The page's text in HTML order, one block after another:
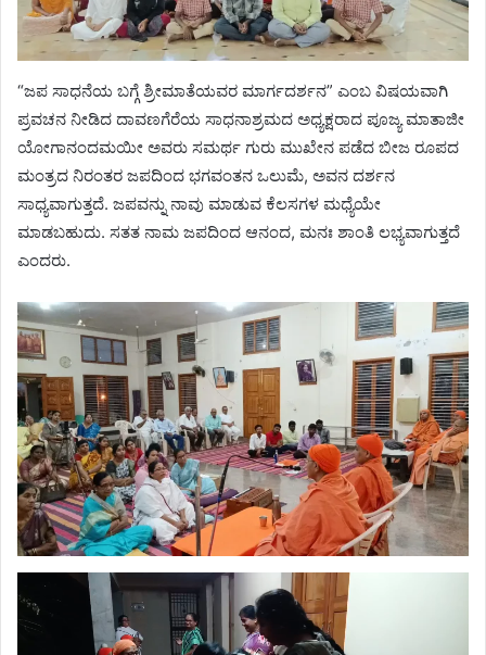
“ಜಪ ಸಾಧನೆಯ ಬಗ್ಗೆ ಶ್ರೀಮಾತೆಯವರ ಮಾರ್ಗದರ್ಶನ” ಎಂಬ ವಿಷಯವಾಗಿ
ಪ್ರವಚನ ನೀಡಿದ ದಾವಣಗೆರೆಯ ಸಾಧನಾಶ್ರಮದ ಅಧ್ಯಕ್ಷರಾದ ಪೂಜ್ಯ ಮಾತಾಜೀ
ಯೋಗಾನಂದಮಯೀ ಅವರು ಸಮರ್ಥ ಗುರು ಮುಖೇನ ಪಡೆದ ಬೀಜ ರೂಪದ
ಮಂತ್ರದ ನಿರಂತರ ಜಪದಿಂದ ಭಗವಂತನ ಒಲುಮೆ, ಅವನ ದರ್ಶನ
ಸಾಧ್ಯವಾಗುತ್ತದೆ. ಜಪವನ್ನು ನಾವು ಮಾಡುವ ಕೆಲಸಗಳ ಮಧ್ಯೆಯೇ
ಮಾಡಬಹುದು. ಸತತ ನಾಮ ಜಪದಿಂದ ಆನಂದ, ಮನಃ ಶಾಂತಿ ಲಭ್ಯವಾಗುತ್ತದೆ
ಎಂದರು.